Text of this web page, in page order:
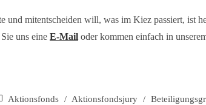
und mitentscheiden will, was im Kiez passiert, ist
uns eine E-Mail oder kommen einfach in
Aktionsfonds / Aktionsfondsjury /